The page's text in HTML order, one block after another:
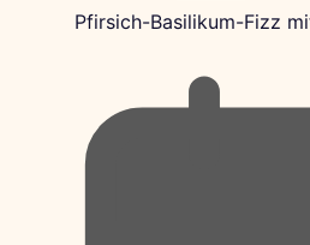
Pfirsich-Basilikum-Fizz